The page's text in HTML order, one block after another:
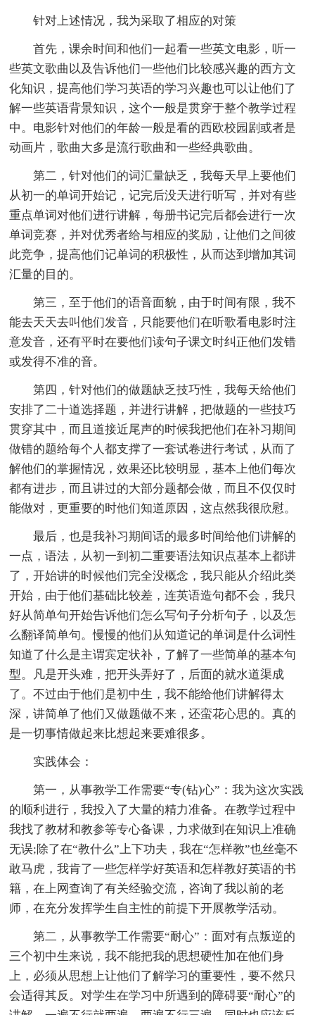
针对上述情况，我为采取了相应的对策
首先，课余时间和他们一起看一些英文电影，听一
些英文歌曲以及告诉他们一些他们比较感兴趣的西方文
化知识，提高他们学习英语的学习兴趣也可以让他们了
解一些英语背景知识，这个一般是贯穿于整个教学过程
中。电影针对他们的年龄一般是看的西欧校园剧或者是
动画片，歌曲大多是流行歌曲和一些经典歌曲。
第二，针对他们的词汇量缺乏，我每天早上要他们
从初一的单词开始记，记完后没天进行听写，并对有些
重点单词对他们进行讲解，每册书记完后都会进行一次
单词竞赛，并对优秀者给与相应的奖励，让他们之间彼
此竞争，提高他们记单词的积极性，从而达到增加其词
汇量的目的。
第三，至于他们的语音面貌，由于时间有限，我不
能去天天去叫他们发音，只能要他们在听歌看电影时注
意发音，还有平时在要他们读句子课文时纠正他们发错
或发得不准的音。
第四，针对他们的做题缺乏技巧性，我每天给他们
安排了二十道选择题，并进行讲解，把做题的一些技巧
贯穿其中，而且道接近尾声的时候我把他们在补习期间
做错的题给每个人都支撑了一套试卷进行考试，从而了
解他们的掌握情况，效果还比较明显，基本上他们每次
都有进步，而且讲过的大部分题都会做，而且不仅仅时
能做对，更重要的时他们知道原因，这点然我很欣慰。
最后，也是我补习期间话的最多时间给他们讲解的
一点，语法，从初一到初二重要语法知识点基本上都讲
了，开始讲的时候他们完全没概念，我只能从介绍此类
开始，由于他们基础比较差，连英语造句都不会，我只
好从简单句开始告诉他们怎么写句子分析句子，以及怎
么翻译简单句。慢慢的他们从知道记的单词是什么词性
知道了什么是主谓宾定状补，了解了一些简单的基本句
型。凡是开头难，把开头弄好了，后面的就水道渠成
了。不过由于他们是初中生，我不能给他们讲解得太
深，讲简单了他们又做题做不来，还蛮花心思的。真的
是一切事情做起来比想起来要难很多。
实践体会：
第一，从事教学工作需要“专(钻)心”：我为这次实践
的顺利进行，我投入了大量的精力准备。在教学过程中
我找了教材和教参等专心备课，力求做到在知识上准确
无误;除了在“教什么”上下功夫，我在“怎样教”也丝毫不
敢马虎，我肯了一些怎样学好英语和怎样教好英语的书
籍，在上网查询了有关经验交流，咨询了我以前的老
师，在充分发挥学生自主性的前提下开展教学活动。
第二，从事教学工作需要“耐心”：面对有点叛逆的
三个初中生来说，我不能把我的思想硬性加在他们身
上，必须从思想上让他们了解学习的重要性，要不然只
会适得其反。对学生在学习中所遇到的障碍要“耐心”的